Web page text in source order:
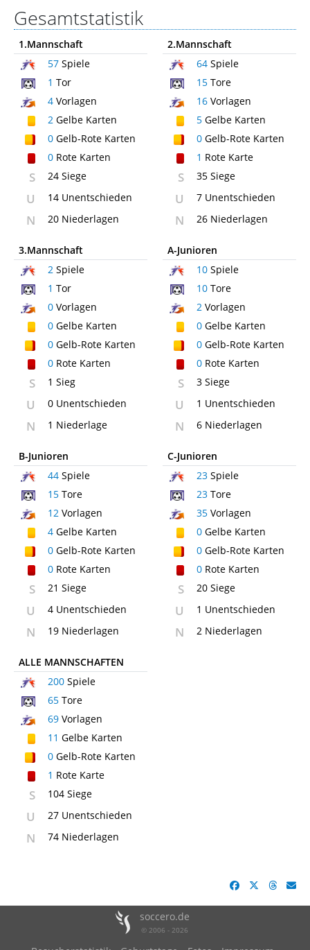
Gesamtstatistik
1.Mannschaft
57 Spiele
1 Tor
4 Vorlagen
2 Gelbe Karten
0 Gelb-Rote Karten
0 Rote Karten
S 24 Siege
U 14 Unentschieden
N 20 Niederlagen
2.Mannschaft
64Spiele
15Tore
16Vorlagen
5Gelbe Karten
0Gelb-Rote Karten
1 Rote Karte
S 35 Siege
U 7 Unentschieden
N 26 Niederlagen
3.Mannschaft
2 Spiele
1 Tor
0 Vorlagen
0 Gelbe Karten
0 Gelb-Rote Karten
0 Rote Karten
S 1 Sieg
U 0 Unentschieden
N 1 Niederlage
A-Junioren
10Spiele
10Tore
2Vorlagen
0Gelbe Karten
0Gelb-Rote Karten
0Rote Karten
S 3 Siege
U 1 Unentschieden
N 6 Niederlagen
B-Junioren
44 Spiele
15 Tore
12 Vorlagen
4 Gelbe Karten
0 Gelb-Rote Karten
0 Rote Karten
S 21 Siege
U 4 Unentschieden
N 19 Niederlagen
C-Junioren
23Spiele
23Tore
35Vorlagen
0Gelbe Karten
0Gelb-Rote Karten
0Rote Karten
S 20 Siege
U 1 Unentschieden
N 2 Niederlagen
ALLE MANNSCHAFTEN
200 Spiele
65 Tore
69 Vorlagen
11 Gelbe Karten
0 Gelb-Rote Karten
1 Rote Karte
S 104 Siege
U 27 Unentschieden
N 74 Niederlagen
soccero.de
© 2006 - 2026